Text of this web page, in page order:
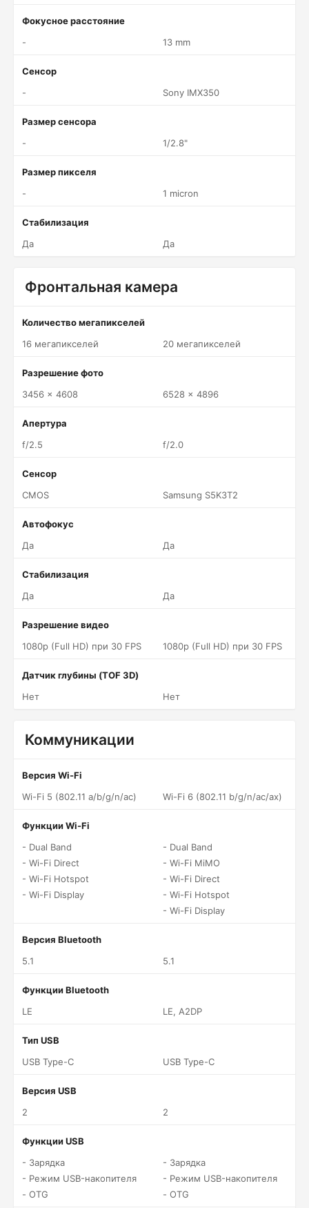
Фокусное расстояние
-
13 mm
Сенсор
-
Sony IMX350
Размер сенсора
-
1/2.8"
Размер пикселя
-
1 micron
Стабилизация
Да
Да
Фронтальная камера
Количество мегапикселей
16 мегапикселей
20 мегапикселей
Разрешение фото
3456 x 4608
6528 x 4896
Апертура
f/2.5
f/2.0
Сенсор
CMOS
Samsung S5K3T2
Автофокус
Да
Да
Стабилизация
Да
Да
Разрешение видео
1080p (Full HD) при 30 FPS
1080p (Full HD) при 30 FPS
Датчик глубины (TOF 3D)
Нет
Нет
Коммуникации
Версия Wi-Fi
Wi-Fi 5 (802.11 a/b/g/n/ac)
Wi-Fi 6 (802.11 b/g/n/ac/ax)
Функции Wi-Fi
- Dual Band
- Wi-Fi Direct
- Wi-Fi Hotspot
- Wi-Fi Display
- Dual Band
- Wi-Fi MiMO
- Wi-Fi Direct
- Wi-Fi Hotspot
- Wi-Fi Display
Версия Bluetooth
5.1
5.1
Функции Bluetooth
LE
LE, A2DP
Тип USB
USB Type-C
USB Type-C
Версия USB
2
2
Функции USB
- Зарядка
- Режим USB-накопителя
- OTG
- Зарядка
- Режим USB-накопителя
- OTG